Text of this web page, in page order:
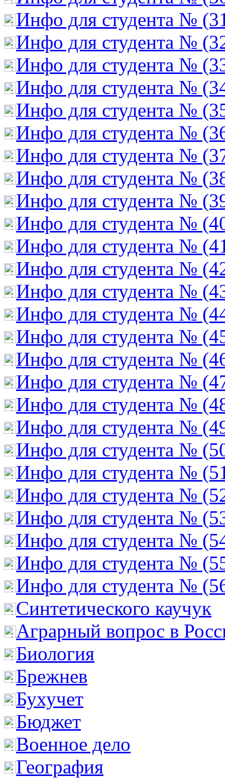
Инфо для студента №
Инфо для студента №
Инфо для студента №
Инфо для студента №
Инфо для студента №
Инфо для студента №
Инфо для студента №
Инфо для студента №
Инфо для студента №
Инфо для студента №
Инфо для студента №
Инфо для студента №
Инфо для студента №
Инфо для студента №
Инфо для студента №
Инфо для студента №
Инфо для студента №
Инфо для студента №
Инфо для студента №
Инфо для студента №
Инфо для студента №
Инфо для студента №
Инфо для студента №
Инфо для студента №
Инфо для студента №
Инфо для студента №
Cинтетического каучук
Аграрный вопрос в
Биология
Брежнев
Бухучет
Бюджет
Военное дело
География